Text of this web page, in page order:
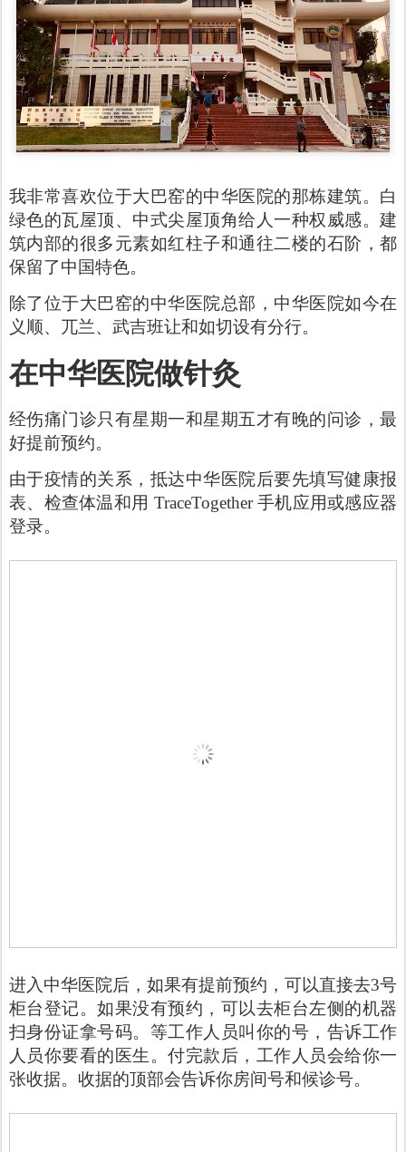
我非常喜欢位于大巴窑的中华医院的那栋建筑。白
绿色的瓦屋顶、中式尖屋顶角给人一种权威感。建
筑内部的很多元素如红柱子和通往二楼的石阶，都
保留了中国特色。
除了位于大巴窑的中华医院总部，中华医院如今在
义顺、兀兰、武吉班让和如切设有分行。
在中华医院做针灸
经伤痛门诊只有星期一和星期五才有晚的问诊，最
好提前预约。
由于疫情的关系，抵达中华医院后要先填写健康报
表、检查体温和用 TraceTogether 手机应用或感应器
登录。
进入中华医院后，如果有提前预约，可以直接去3号
柜台登记。如果没有预约，可以去柜台左侧的机器
扫身份证拿号码。等工作人员叫你的号，告诉工作
人员你要看的医生。付完款后，工作人员会给你一
张收据。收据的顶部会告诉你房间号和候诊号。